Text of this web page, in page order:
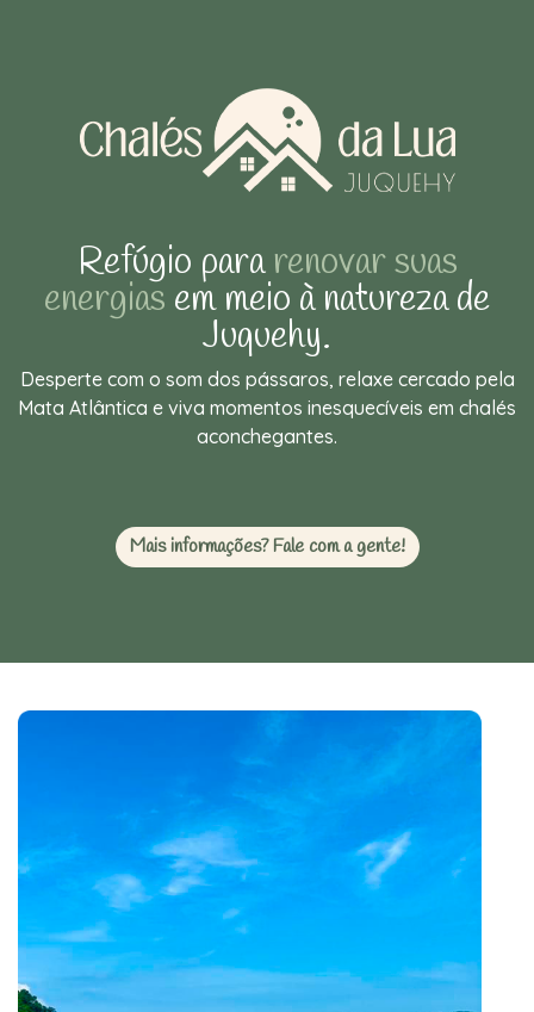
Refúgio pararenovar suas
energias em meio à natureza de
Juquehy.
Desperte com o som dos pássaros, relaxe cercado pela
Mata Atlântica e viva momentos inesquecíveis em chalés
aconchegantes.
Mais informações? Fale com a gente!